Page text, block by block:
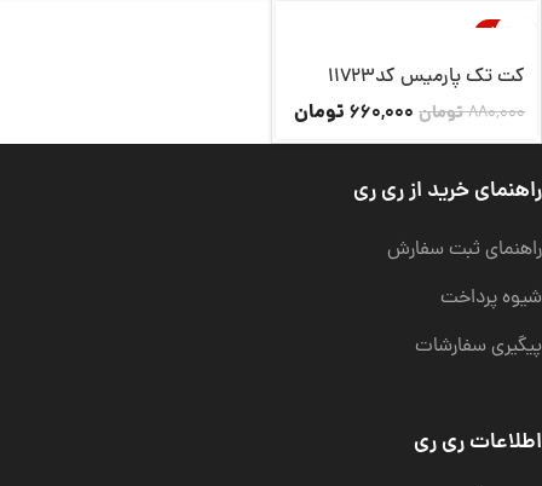
-25%
ناموجود
کت تک پارمیس کد11723
880,000تومان 660,000 تومان
راهنمای خرید از ری ری
راهنمای ثبت سفارش
شیوه پرداخت
پیگیری سفارشات
اطلاعات ری ری